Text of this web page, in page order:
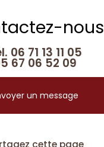
nous
06 71 13 11 05
67 06 52 09
un message
cette page